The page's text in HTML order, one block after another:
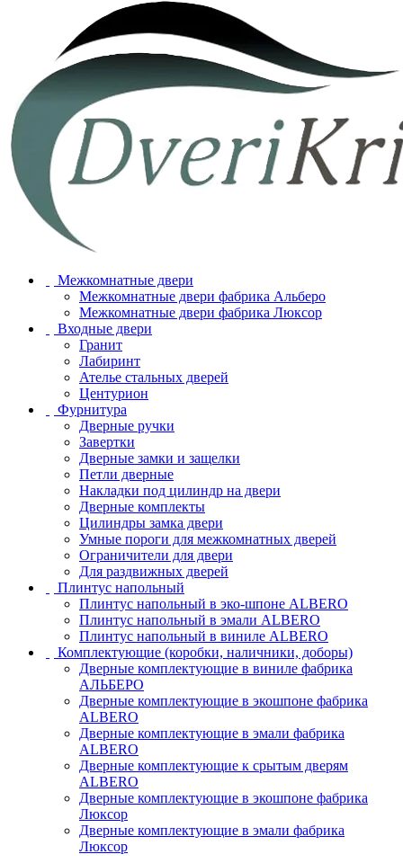
Межкомнатные двери
Межкомнатные двери фабрика Альберо
Межкомнатные двери фабрика Люксор
Входные двери
Гранит
Лабиринт
Ателье стальных дверей
Центурион
Фурнитура
Дверные ручки
Завертки
Дверные замки и защелки
Петли дверные
Накладки под цилиндр на двери
Дверные комплекты
Цилиндры замка двери
Умные пороги для межкомнатных дверей
Ограничители для двери
Для раздвижных дверей
Плинтус напольный
Плинтус напольный в эко-шпоне ALBERO
Плинтус напольный в эмали ALBERO
Плинтус напольный в виниле ALBERO
Комплектующие (коробки, наличники, доборы)
Дверные комплектующие в виниле фабрика
АЛЬБЕРО
Дверные комплектующие в экошпоне фабрика
ALBERO
Дверные комплектующие в эмали фабрика
ALBERO
Дверные комплектующие к срытым дверям
ALBERO
Дверные комплектующие в экошпоне фабрика
Люксор
Дверные комплектующие в эмали фабрика
Люксор